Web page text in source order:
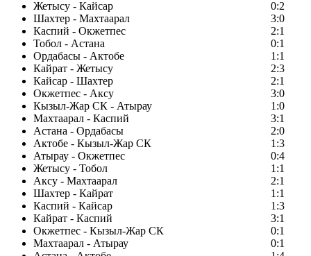
Жетысу - Кайсар
0:2
Шахтер - Махтаарал
3:0
Каспий - Окжетпес
2:1
Тобол - Астана
0:1
Ордабасы - Актобе
1:1
Кайрат - Жетысу
2:3
Кайсар - Шахтер
2:1
Окжетпес - Аксу
3:0
Кызыл-Жар СК - Атырау
1:0
Махтаарал - Каспий
3:1
Астана - Ордабасы
2:0
Актобе - Кызыл-Жар СК
1:3
Атырау - Окжетпес
0:4
Жетысу - Тобол
1:1
Аксу - Махтаарал
2:1
Шахтер - Кайрат
1:1
Каспий - Кайсар
1:3
Кайрат - Каспий
3:1
Окжетпес - Кызыл-Жар СК
0:1
Махтаарал - Атырау
0:1